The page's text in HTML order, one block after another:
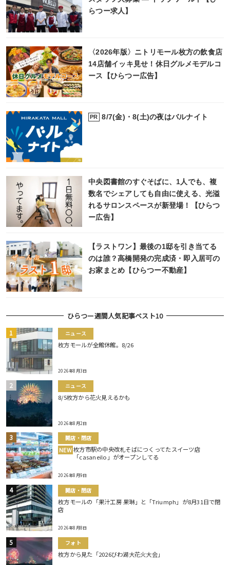
らつー求人】
〈2026年版〉ニトリモール枚方の飲食店
14店舗イッキ見せ！休日グルメモデルコ
ース【ひらつー広告】
PR 8/7(金)・8(土)の夜はバルナイト
中央図書館のすぐそばに、1人でも、複
数名でシェアしても自由に使える、光溢
れるサロンスペースが新登場！【ひらつ
ー広告】
【ラストワン】最後の1邸を引き当てる
のは誰？高橋開発の完成済・即入居可の
お家まとめ【ひらつー不動産】
ひらつー週間人気記事ベスト10
ニュース
枚方モールが全館休館。8/26
2026年8月3日
ニュース
8/5枚方から花火見えるかも
2026年8月2日
開店・閉店
NEW 枚方市駅の中央改札そばにつくってたスイーツ店
「casaneilo」がオープンしてる
2026年8月9日
開店・閉店
枚方モールの「果汁工房 果琳」と「Triumph」が8月31日で閉
店
2026年8月8日
フォト
枚方から見た「2026びわ湖大花火大会」